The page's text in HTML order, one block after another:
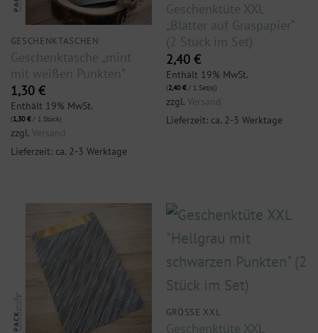
GESCHENKTASCHEN
Geschenktasche „mint
mit weißen Punkten“
1,30 €
Enthält 19% MwSt.
(1,30€/ 1 Stück)
zzgl. Versand
Lieferzeit: ca. 2-3 Werktage
Geschenktüte XXL
„Blätter auf Graspapier“
(2 Stück im Set)
2,40 €
Enthält 19% MwSt.
(2,40€/ 1 Set(s))
zzgl. Versand
Lieferzeit: ca. 2-3 Werktage
GRÖSSE XXL
Geschenktüte XXL